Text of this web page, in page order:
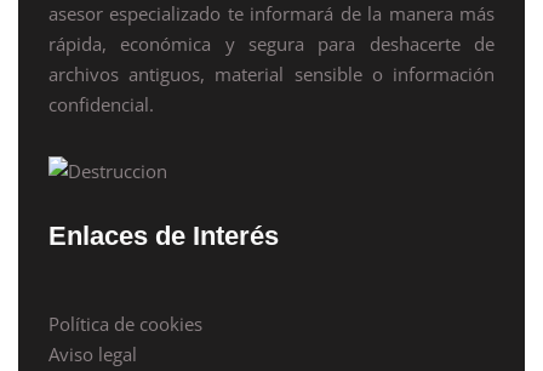
asesor especializado te informará de la manera más
rápida, económica y segura para deshacerte de
archivos antiguos, material sensible o información
confidencial.
Enlaces de Interés
Política de cookies
Aviso legal